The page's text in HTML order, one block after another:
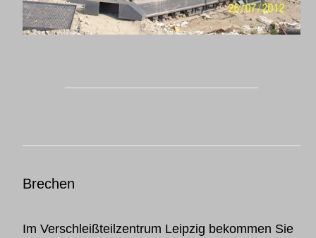
Brechen
Im Verschleißteilzentrum Leipzig bekommen Sie